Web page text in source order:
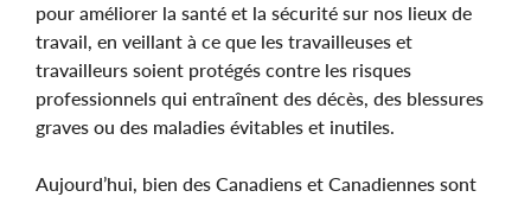
pour améliorer la santé et la sécurité sur nos lieux de
travail, en veillant à ce que les travailleuses et
travailleurs soient protégés contre les risques
professionnels qui entraînent des décès, des blessures
graves ou des maladies évitables et inutiles.
Aujourd’hui, bien des Canadiens et Canadiennes sont